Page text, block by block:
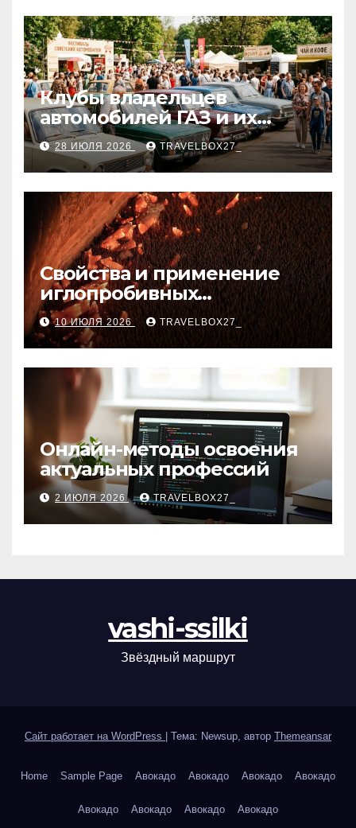
Клубы владельцев
автомобилей ГАЗ и их
мероприятия
28 ИЮЛЯ 2026 TRAVELBOX27_
Свойства и применение
иглопробивных
базальтовых огнеупорных
матов
10 ИЮЛЯ 2026 TRAVELBOX27_
Онлайн-методы освоения
актуальных профессий
2 ИЮЛЯ 2026 TRAVELBOX27_
vashi-ssilki
Звёздный маршрут
Сайт работает на WordPress Тема: Newsup, автор Themeansar
Home Sample Page Авокадо Авокадо Авокадо Авокадо
Авокадо Авокадо Авокадо Авокадо